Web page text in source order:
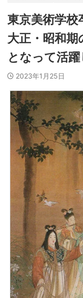
東京美術学校
大正・昭和
となって活
2023年1月25日